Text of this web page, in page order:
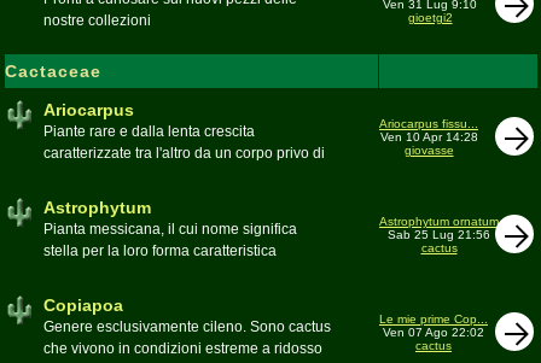
nostre collezioni
Ven 31 Lug 9:10
gioetgi2
Cactaceae
Ariocarpus
Piante rare e dalla lenta crescita
caratterizzate tra l'altro da un corpo privo di
alto rischio di scomparsa in habitat. Amanti
di terricci calcarei e ben drenati
Moderatore
Ariocarpus fissu...
Ven 10 Apr 14:28
giovasse
Astrophytum
Pianta messicana, il cui nome significa
stella per la loro forma caratteristica
Astrophytum ornatum
Sab 25 Lug 21:56
cactus
Copiapoa
Genere esclusivamente cileno. Sono cactus
che vivono in condizioni estreme a ridosso
Le mie prime Cop...
Ven 07 Ago 22:02
cactus